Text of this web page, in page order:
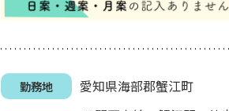
勤務地 愛知県海部郡蟹江町